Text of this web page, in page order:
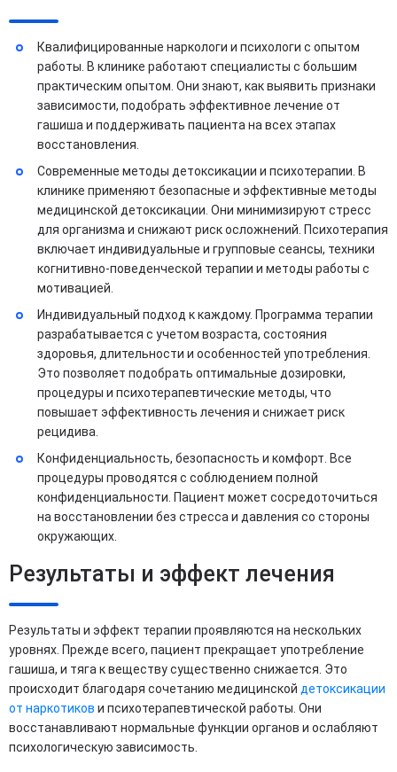
Квалифицированные наркологи и психологи с опытом
работы. В клинике работают специалисты с большим
практическим опытом. Они знают, как выявить признаки
зависимости, подобрать эффективное лечение от
гашиша и поддерживать пациента на всех этапах
восстановления.
Современные методы детоксикации и психотерапии. В
клинике применяют безопасные и эффективные методы
медицинской детоксикации. Они минимизируют стресс
для организма и снижают риск осложнений. Психотерапия
включает индивидуальные и групповые сеансы, техники
когнитивно-поведенческой терапии и методы работы с
мотивацией.
Индивидуальный подход к каждому. Программа терапии
разрабатывается с учетом возраста, состояния
здоровья, длительности и особенностей употребления.
Это позволяет подобрать оптимальные дозировки,
процедуры и психотерапевтические методы, что
повышает эффективность лечения и снижает риск
рецидива.
Конфиденциальность, безопасность и комфорт. Все
процедуры проводятся с соблюдением полной
конфиденциальности. Пациент может сосредоточиться
на восстановлении без стресса и давления со стороны
окружающих.
Результаты и эффект лечения
Результаты и эффект терапии проявляются на нескольких
уровнях. Прежде всего, пациент прекращает употребление
гашиша, и тяга к веществу существенно снижается. Это
происходит благодаря сочетанию медицинской детоксикации
от наркотиков и психотерапевтической работы. Они
восстанавливают нормальные функции органов и ослабляют
психологическую зависимость.